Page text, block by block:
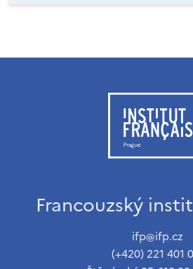
Francouzský
ifp@ifp.cz
(+420) 221 401